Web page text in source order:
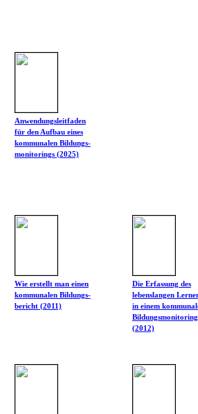
Anwendungsleitfaden
für den Aufbau eines
kommunalen Bildungs-
monitorings (2025)
Wie erstellt man einen
kommunalen Bildungs-
bericht (2011)
Die Erfassung des
lebenslangen
in einem
Bildungsmonitoring
(2012)